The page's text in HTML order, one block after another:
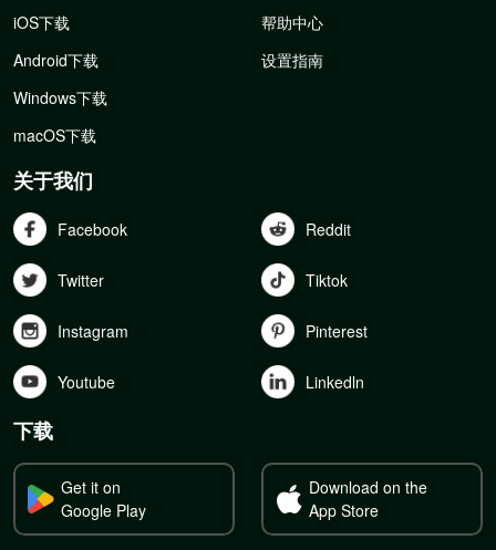
iOS下载
Android下载
Windows下载
macOS下载
帮助中心
设置指南
关于我们
Facebook Reddit
Twitter Tiktok
Instagram Pinterest
Youtube Linkedln
下载
Get it on
Google Play
Download on the
App Store